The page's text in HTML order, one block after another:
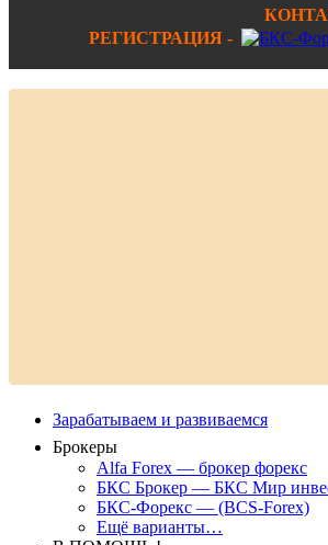
РЕГИСТРАЦИЯ -
Зарабатываем и развиваемся
Брокеры
Alfa Forex — брокер форекс
БКС Брокер — БКС Мир
БКС-Форекс — (BCS-Forex)
Ещё варианты…